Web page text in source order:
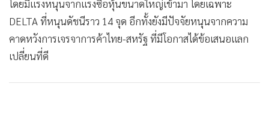
• Motoring
• เกม
• วิทยาศาสตร์
• SMEs
• หุ้น
โดยมีแรงหนุนจากแรงซื้อหุ้นขนาดใหญ่เข้ามา โดยเฉพาะ
DELTA ที่หนุนดัชนีราว 14 จุด อีกทั้งยังมีปัจจัยหนุนจากความ
คาดหวังการเจรจาการค้าไทย-สหรัฐ ที่มีโอกาสได้ข้อเสนอแลก
เปลี่ยนที่ดี